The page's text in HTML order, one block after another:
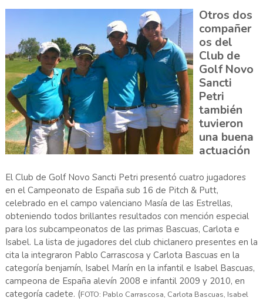
Otros dos
compañer
os del
Club de
Golf Novo
Sancti
Petri
también
tuvieron
una buena
actuación
El Club de Golf Novo Sancti Petri presentó cuatro jugadores
en el Campeonato de España sub 16 de Pitch & Putt,
celebrado en el campo valenciano Masía de las Estrellas,
obteniendo todos brillantes resultados con mención especial
para los subcampeonatos de las primas Bascuas, Carlota e
Isabel. La lista de jugadores del club chiclanero presentes en la
cita la integraron Pablo Carrascosa y Carlota Bascuas en la
categoría benjamín, Isabel Marín en la infantil e Isabel Bascuas,
campeona de España alevín 2008 e infantil 2009 y 2010, en
categoría cadete. (FOTO: Pablo Carrascosa, Carlota Bascuas, Isabel